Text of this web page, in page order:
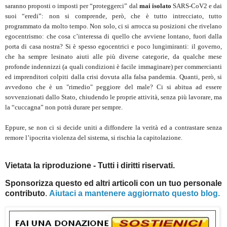
saranno proposti o imposti per “proteggerci” dal mai isolato SARS-CoV2 e dai
suoi “eredi”: non si comprende, però, che è tutto intrecciato, tutto
programmato da molto tempo. Non solo, ci si arrocca su posizioni che rivelano
egocentrismo: che cosa c’interessa di quello che avviene lontano, fuori dalla
porta di casa nostra? Si è spesso egocentrici e poco lungimiranti: il governo,
che ha sempre lesinato aiuti alle più diverse categorie, da qualche mese
profonde indennizzi (a quali condizioni è facile immaginare) per commercianti
ed imprenditori colpiti dalla crisi dovuta alla falsa pandemia. Quanti, però, si
avvedono che è un "rimedio" peggiore del male? Ci si abitua ad essere
sovvenzionati dallo Stato, chiudendo le proprie attività, senza più lavorare, ma
la “cuccagna” non potrà durare per sempre.
Eppure, se non ci si decide uniti a diffondere la verità ed a contrastare senza
remore l’ipocrita violenza del sistema, si rischia la capitolazione.
Vietata la riproduzione - Tutti i diritti riservati.
Sponsorizza questo ed altri articoli con un tuo personale
contributo. Aiutaci a mantenere aggiornato questo blog.